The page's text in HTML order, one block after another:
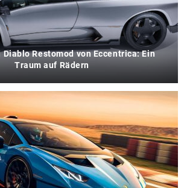
Restomod von Eccentrica: Ein
Traum auf Rädern